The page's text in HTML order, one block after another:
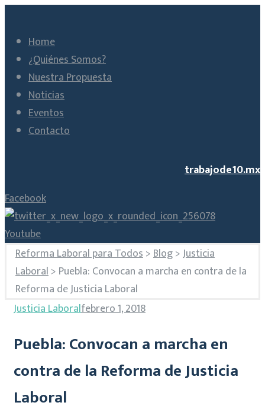
Home
¿Quiénes Somos?
Nuestra Propuesta
Noticias
Eventos
Contacto
trabajode10.mx
Facebook
Youtube
Reforma Laboral para Todos>Blog>Justicia
Laboral> Puebla: Convocan a marcha en contra de la
Reforma de Justicia Laboral
Justicia Laboralfebrero 1, 2018
Puebla: Convocan a marcha en
contra de la Reforma de Justicia
Laboral